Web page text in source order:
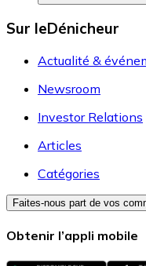
Sur leDénicheur
Actualité &
Newsroom
Investor Relations
Articles
Catégories
Faites-nous part de vos
Obtenir l’appli mobile